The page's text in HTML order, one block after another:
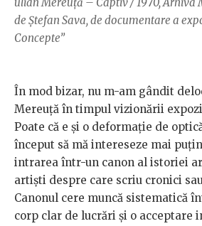
ulian Mereuță – Captiv / 1970, Arhiva
de Ștefan Sava, de documentare a
Concepte”
În mod bizar, nu m-am gândit
Mereuță în timpul vizionării
Poate că e și o deformație de
început să mă intereseze mai
intrarea într-un canon al istoriei
artiști despre care scriu cronici
Canonul cere muncă sistematică
corp clar de lucrări și o acceptare